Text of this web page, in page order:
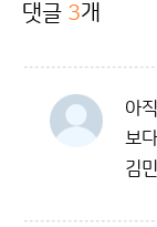
댓글 3개
아
보
김